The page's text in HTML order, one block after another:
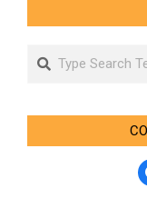
Search